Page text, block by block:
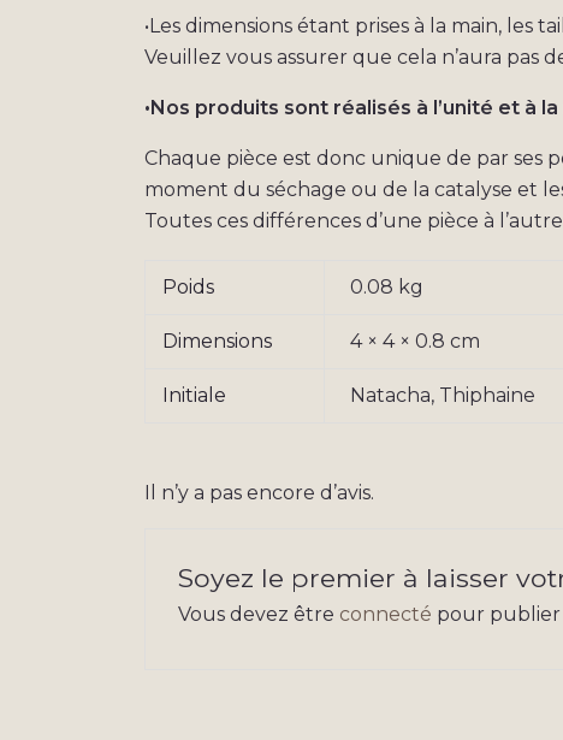
•Les dimensions étant prises à la main, les
Veuillez vous assurer que cela n’aura pas
•Nos produits sont réalisés à l’unité et à la
Chaque pièce est donc unique de par ses
moment du séchage ou de la catalyse et
Toutes ces différences d’une pièce à
Poids 0.08 kg
Dimensions 4 × 4 × 0.8 cm
Initiale Natacha, Thiphaine
Il n’y a pas encore d’avis.
Soyez le premier à laisser
Vous devez être connecté pour publier